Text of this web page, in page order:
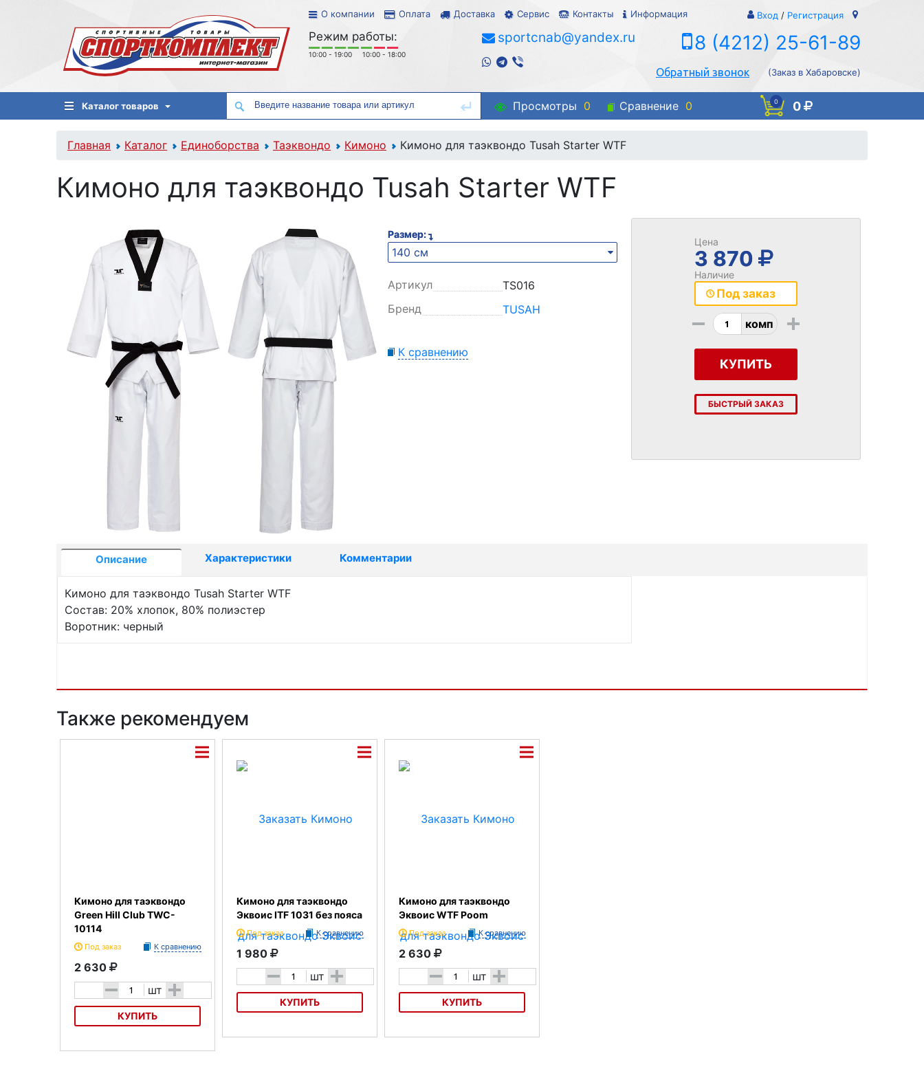
О компании Оплата Доставка Сервис Контакты Информация Вход / Регистрация
Режим работы:
10:00 - 19:00 10:00 - 18:00
sportcnab@yandex.ru 8 (4212) 25-61-89
Обратный звонок (Заказ в Хабаровске)
Каталог товаров Просмотры 0 Сравнение 0 0 0
Главная Каталог Единоборства Таэквондо Кимоно Кимоно для таэквондо Tusah Starter WTF
Кимоно для таэквондо Tusah Starter WTF
Размер:
140 см
Артикул
TS016
Бренд
TUSAH
К сравнению
Цена
3 870
Наличие
Под заказ
- комп +
КУПИТЬ
БЫСТРЫЙ ЗАКАЗ
Описание Характеристики Комментарии
Кимоно для таэквондо Tusah Starter WTF
Состав: 20% хлопок, 80% полиэстер
Воротник: черный
Также рекомендуем
Кимоно для таэквондо
Green Hill Club TWC-
10114
Под заказ К сравнению
2 630
- шт +
КУПИТЬ
Кимоно для таэквондо
Эквоис ITF 1031 без пояса
Под заказ К сравнению
1 980
- шт +
КУПИТЬ
Кимоно для таэквондо
Эквоис WTF Poom
Под заказ К сравнению
2 630
- шт +
КУПИТЬ